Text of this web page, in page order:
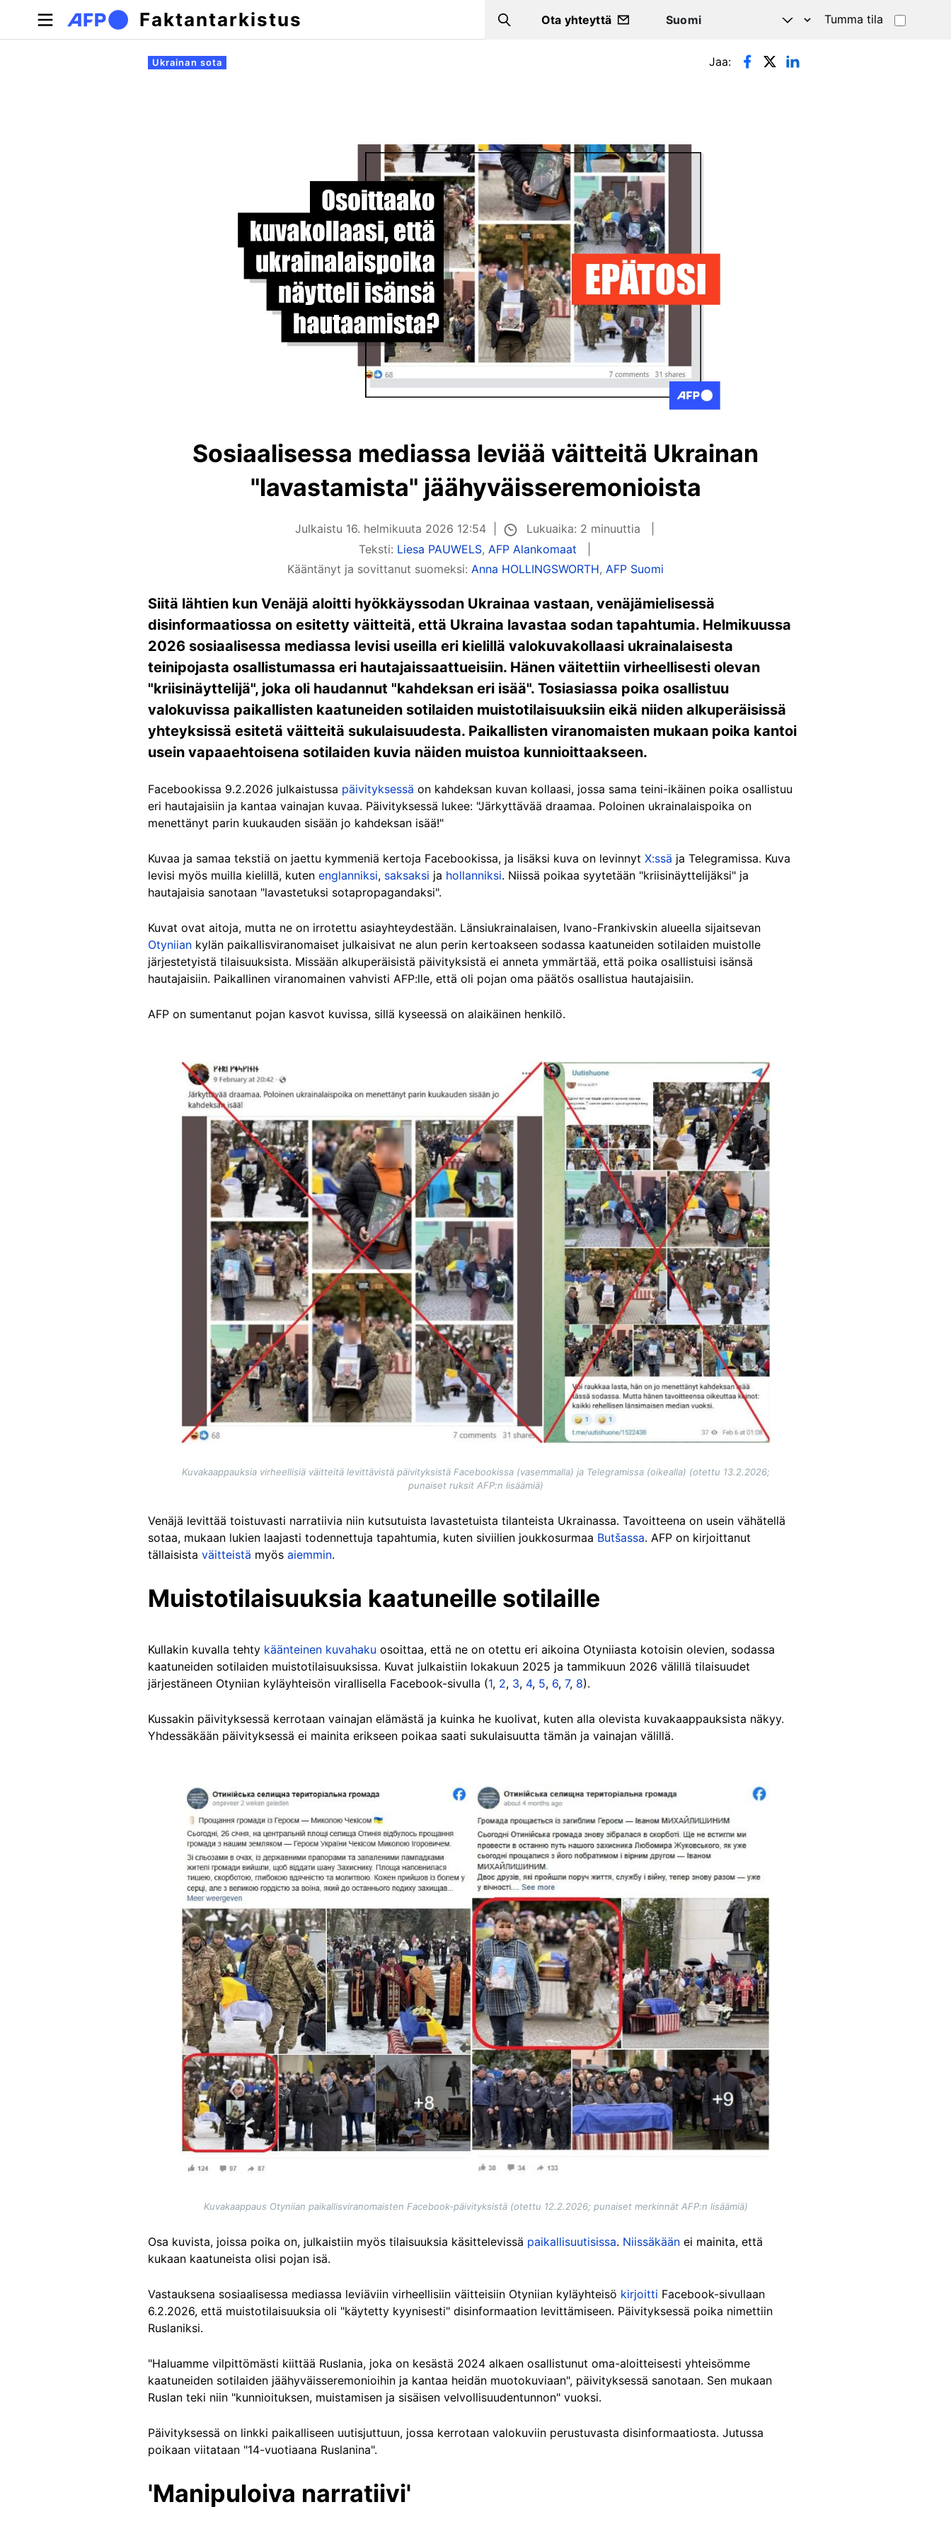
Hyppää pääsisältöön
Faktantarkistus Search
Ota yhteyttä Tumma tila
Ensisijaiset välilehdet
Ukrainan sota Jaa:
Sosiaalisessa mediassa leviää väitteitä Ukrainan
"lavastamista" jäähyväisseremonioista
Julkaistu 16. helmikuuta 2026 12:54
Lukuaika: 2 minuuttia
Teksti: Liesa PAUWELS, AFP Alankomaat
Kääntänyt ja sovittanut suomeksi: Anna HOLLINGSWORTH, AFP Suomi
Siitä lähtien kun Venäjä aloitti hyökkäyssodan Ukrainaa vastaan, venäjämielisessä
disinformaatiossa on esitetty väitteitä, että Ukraina lavastaa sodan tapahtumia. Helmikuussa
2026 sosiaalisessa mediassa levisi useilla eri kielillä valokuvakollaasi ukrainalaisesta
teinipojasta osallistumassa eri hautajaissaattueisiin. Hänen väitettiin virheellisesti olevan
"kriisinäyttelijä", joka oli haudannut "kahdeksan eri isää". Tosiasiassa poika osallistuu
valokuvissa paikallisten kaatuneiden sotilaiden muistotilaisuuksiin eikä niiden alkuperäisissä
yhteyksissä esitetä väitteitä sukulaisuudesta. Paikallisten viranomaisten mukaan poika kantoi
usein vapaaehtoisena sotilaiden kuvia näiden muistoa kunnioittaakseen.
Facebookissa 9.2.2026 julkaistussa päivityksessä on kahdeksan kuvan kollaasi, jossa sama teini-ikäinen poika osallistuu
eri hautajaisiin ja kantaa vainajan kuvaa. Päivityksessä lukee: "Järkyttävää draamaa. Poloinen ukrainalaispoika on
menettänyt parin kuukauden sisään jo kahdeksan isää!"
Kuvaa ja samaa tekstiä on jaettu kymmeniä kertoja Facebookissa, ja lisäksi kuva on levinnyt X:ssä ja Telegramissa. Kuva
levisi myös muilla kielillä, kuten englanniksi, saksaksi ja hollanniksi. Niissä poikaa syytetään "kriisinäyttelijäksi" ja
hautajaisia sanotaan "lavastetuksi sotapropagandaksi".
Kuvat ovat aitoja, mutta ne on irrotettu asiayhteydestään. Länsiukrainalaisen, Ivano-Frankivskin alueella sijaitsevan
Otyniian kylän paikallisviranomaiset julkaisivat ne alun perin kertoakseen sodassa kaatuneiden sotilaiden muistolle
järjestetyistä tilaisuuksista. Missään alkuperäisistä päivityksistä ei anneta ymmärtää, että poika osallistuisi isänsä
hautajaisiin. Paikallinen viranomainen vahvisti AFP:lle, että oli pojan oma päätös osallistua hautajaisiin.
AFP on sumentanut pojan kasvot kuvissa, sillä kyseessä on alaikäinen henkilö.
Kuvakaappauksia virheellisiä väitteitä levittävistä päivityksistä Facebookissa (vasemmalla) ja Telegramissa (oikealla) (otettu 13.2.2026;
punaiset ruksit AFP:n lisäämiä)
Venäjä levittää toistuvasti narratiivia niin kutsutuista lavastetuista tilanteista Ukrainassa. Tavoitteena on usein vähätellä
sotaa, mukaan lukien laajasti todennettuja tapahtumia, kuten siviilien joukkosurmaa Butšassa. AFP on kirjoittanut
tällaisista väitteistä myös aiemmin.
Muistotilaisuuksia kaatuneille sotilaille
Kullakin kuvalla tehty käänteinen kuvahaku osoittaa, että ne on otettu eri aikoina Otyniiasta kotoisin olevien, sodassa
kaatuneiden sotilaiden muistotilaisuuksissa. Kuvat julkaistiin lokakuun 2025 ja tammikuun 2026 välillä tilaisuudet
järjestäneen Otyniian kyläyhteisön virallisella Facebook-sivulla (1, 2, 3, 4, 5, 6, 7, 8).
Kussakin päivityksessä kerrotaan vainajan elämästä ja kuinka he kuolivat, kuten alla olevista kuvakaappauksista näkyy.
Yhdessäkään päivityksessä ei mainita erikseen poikaa saati sukulaisuutta tämän ja vainajan välillä.
Kuvakaappaus Otyniian paikallisviranomaisten Facebook-päivityksistä (otettu 12.2.2026; punaiset merkinnät AFP:n lisäämiä)
Osa kuvista, joissa poika on, julkaistiin myös tilaisuuksia käsittelevissä paikallisuutisissa. Niissäkään ei mainita, että
kukaan kaatuneista olisi pojan isä.
Vastauksena sosiaalisessa mediassa leviäviin virheellisiin väitteisiin Otyniian kyläyhteisö kirjoitti Facebook-sivullaan
6.2.2026, että muistotilaisuuksia oli "käytetty kyynisesti" disinformaation levittämiseen. Päivityksessä poika nimettiin
Ruslaniksi.
"Haluamme vilpittömästi kiittää Ruslania, joka on kesästä 2024 alkaen osallistunut oma-aloitteisesti yhteisömme
kaatuneiden sotilaiden jäähyväisseremonioihin ja kantaa heidän muotokuviaan", päivityksessä sanotaan. Sen mukaan
Ruslan teki niin "kunnioituksen, muistamisen ja sisäisen velvollisuudentunnon" vuoksi.
Päivityksessä on linkki paikalliseen uutisjuttuun, jossa kerrotaan valokuviin perustuvasta disinformaatiosta. Jutussa
poikaan viitataan "14-vuotiaana Ruslanina".
'Manipuloiva narratiivi'